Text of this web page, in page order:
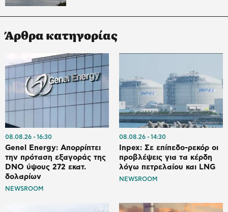
Άρθρα κατηγορίας
08.08.26 16:30
Genel Energy: Απορρίπτει
την πρόταση εξαγοράς της
DNO ύψους 272 εκατ.
δολαρίων
NEWSROOM
08.08.26 14:30
Inpex: Σε επίπεδο-ρεκόρ οι
προβλέψεις για τα κέρδη
λόγω πετρελαίου και LNG
NEWSROOM